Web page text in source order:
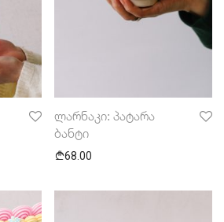
ლარნაკი: პატარა
ბანტი
68.00